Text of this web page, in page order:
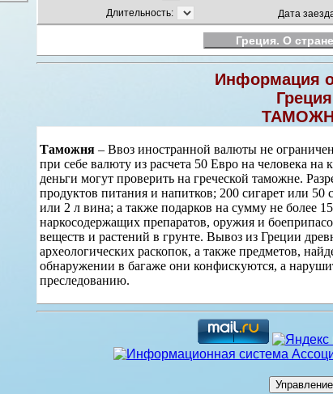
Длительность:
Дата
Греция. О
Информация
Греция
Таможня – Ввоз иностранной валюты не
при себе валюту из расчета 50 Евро на человека
деньги могут проверить на греческой таможне.
продуктов питания и напитков; 200 сигарет или
или 2 л вина; а также подарков на сумму не более
наркосодержащих препаратов, оружия и
веществ и растений в грунте. Вывоз из Греции
археологических раскопок, а также предметов,
обнаружении в багаже они конфискуются, а
преследованию.